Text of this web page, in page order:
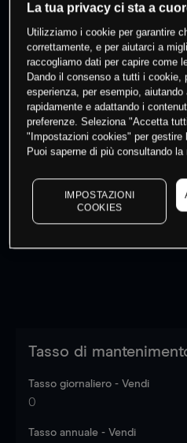
% dei clienti hanno
questo prodotto
Fai
I prezzi sono solo indicativi.
dati di mercato
to
Tasso di
Tasso giornaliero - Vendi
0
Tasso annuale - Vendi
La tua privacy ci sta a
Utilizziamo i cookie per garantire
correttamente, e per aiutarci a
raccogliamo dati per capire come
Dando il consenso a tutti i cookie,
esperienza, per esempio,
rapidamente e adattando i
preferenze. Seleziona "Accetta
"Impostazioni cookies" per gestire
Puoi saperne di più consultando la
IMPOSTAZIONI
COOKIES